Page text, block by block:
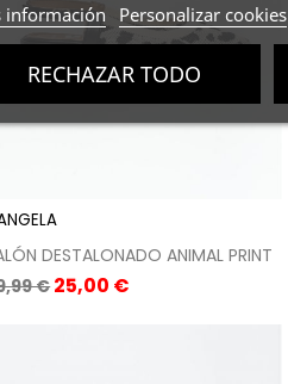
DESTALONADO ANIMAL PRINT
€Precio
25,00 €
información Personalizar cookies
RECHAZAR TODO